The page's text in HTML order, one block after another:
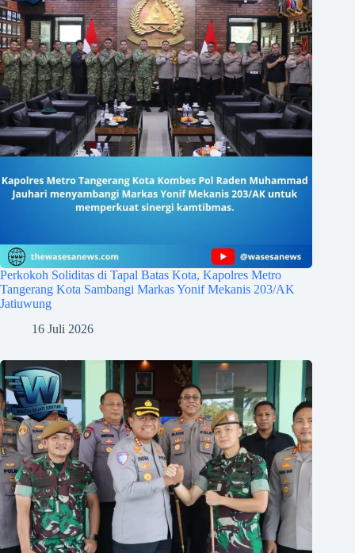
Perkokoh Soliditas di Tapal Batas Kota, Kapolres Metro
Tangerang Kota Sambangi Markas Yonif Mekanis 203/AK
Jatiuwung
16 Juli 2026